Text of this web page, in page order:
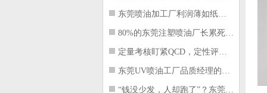
东莞喷油加工厂利润薄如纸？这四项基本
80%的东莞注塑喷油厂长累死累活，利
定量考核盯紧QCD，定性评价看好配合
东莞UV喷油工厂品质经理的四项核心管
“钱没少发，人却跑了”？东莞注塑喷油